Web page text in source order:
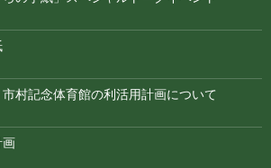
村記念体育館の利活用計画について
画